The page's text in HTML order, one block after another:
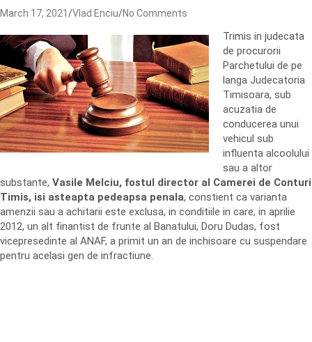
March 17, 2021 Vlad Enciu No Comments
Trimis in judecata
de procurorii
Parchetului de pe
langa Judecatoria
Timisoara, sub
acuzatia de
conducerea unui
vehicul sub
influenta alcoolului
sau a altor
substante, Vasile Melciu, fostul director al Camerei de Conturi
Timis, isi asteapta pedeapsa penala, constient ca varianta
amenzii sau a achitarii este exclusa, in conditiile in care, in aprilie
2012, un alt finantist de frunte al Banatului, Doru Dudas, fost
vicepresedinte al ANAF, a primit un an de inchisoare cu suspendare
pentru acelasi gen de infractiune.